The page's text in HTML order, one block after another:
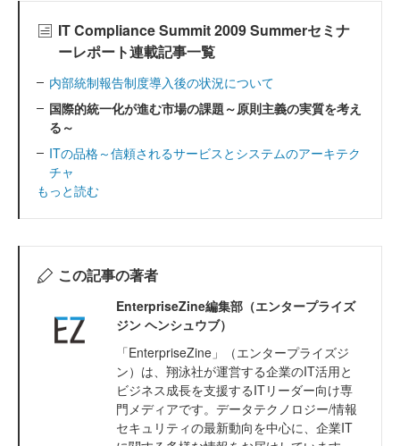
IT Compliance Summit 2009 Summerセミナ
ーレポート連載記事一覧
内部統制報告制度導入後の状況について
国際的統一化が進む市場の課題～原則主義の実質を考え
る～
ITの品格～信頼されるサービスとシステムのアーキテク
チャ
もっと読む
この記事の著者
EnterpriseZine編集部（エンタープライズ
ジン ヘンシュウブ）
「EnterpriseZine」（エンタープライズジ
ン）は、翔泳社が運営する企業のIT活用と
ビジネス成長を支援するITリーダー向け専
門メディアです。データテクノロジー/情報
セキュリティの最新動向を中心に、企業IT